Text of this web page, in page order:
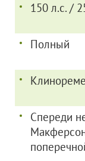
150 л.с. /
Полный
Спереди